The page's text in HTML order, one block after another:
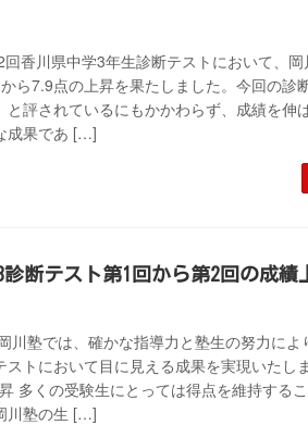
香川県中学3年生診断テストにおいて、
ら7.9点の上昇を果たしました。今回の診
と評されているにもかかわらず、成績を伸
成果であ […]
診断テスト第1回から第2回の成績
川塾では、確かな指導力と塾生の努力によ
ストにおいて目に見える成果を実現いたし
多くの受験生にとっては得点を維持する
川塾の生 […]